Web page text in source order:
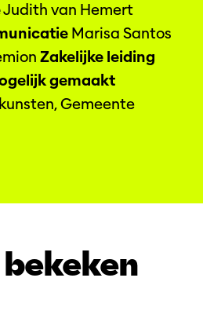
Judith van Hemert
Marisa Santos
Zakelijke leiding
gemaakt
Gemeente